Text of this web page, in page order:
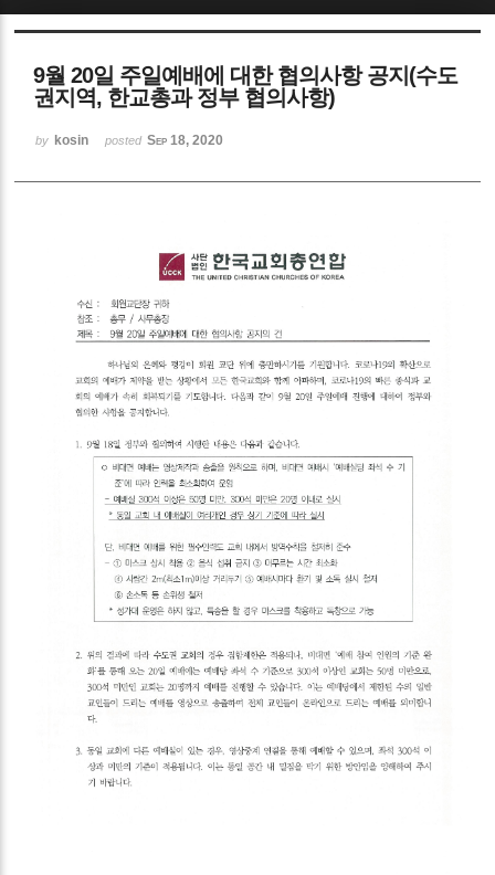
9월 20일 주일예배에 대한 협의사항 공지(수도
권지역, 한교총과 정부 협의사항)
by kosin posted Sep 18, 2020
Sketchbook5, 스케치북5
Sketchbook5, 스케치북5